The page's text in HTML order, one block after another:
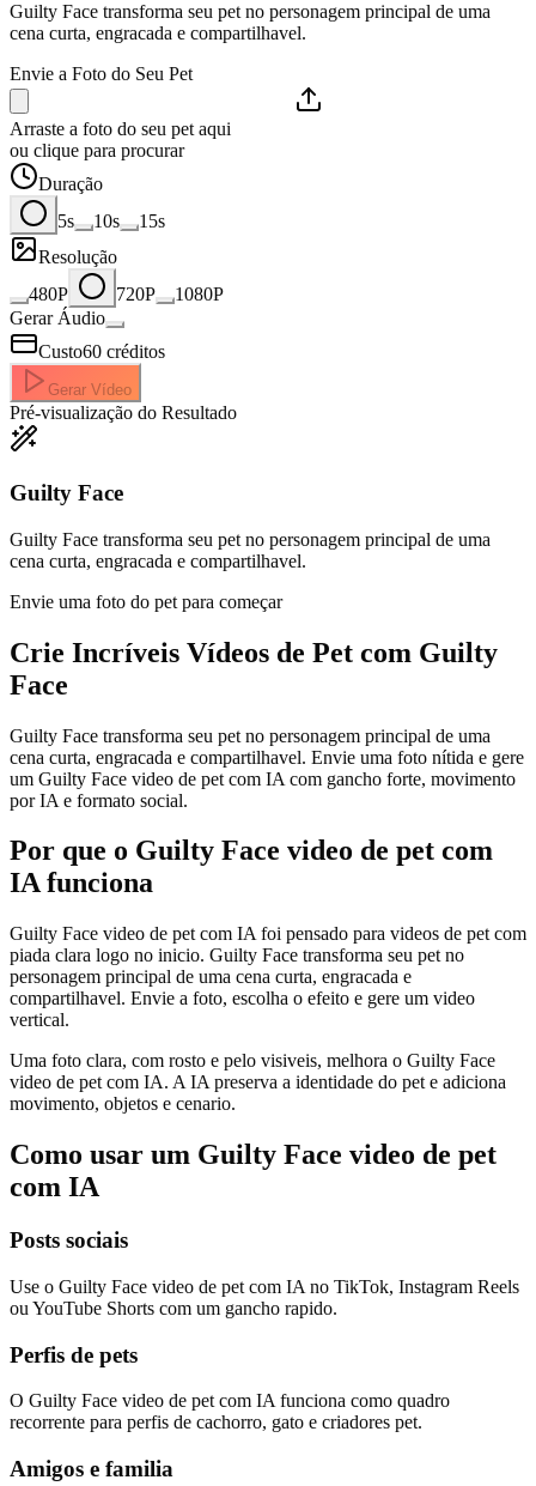
Guilty Face transforma seu pet no personagem principal de uma
cena curta, engracada e compartilhavel.
Envie a Foto do Seu Pet
Arraste a foto do seu pet aqui
ou clique para procurar
Duração
5s
10s
15s
Resolução
480P
720P
1080P
Gerar Áudio
Custo60 créditos
Gerar Vídeo
Pré-visualização do Resultado
Guilty Face
Guilty Face transforma seu pet no personagem principal de uma
cena curta, engracada e compartilhavel.
Envie uma foto do pet para começar
Crie Incríveis Vídeos de Pet com Guilty
Face
Guilty Face transforma seu pet no personagem principal de uma
cena curta, engracada e compartilhavel. Envie uma foto nítida e gere
um Guilty Face video de pet com IA com gancho forte, movimento
por IA e formato social.
Por que o Guilty Face video de pet com
IA funciona
Guilty Face video de pet com IA foi pensado para videos de pet com
piada clara logo no inicio. Guilty Face transforma seu pet no
personagem principal de uma cena curta, engracada e
compartilhavel. Envie a foto, escolha o efeito e gere um video
vertical.
Uma foto clara, com rosto e pelo visiveis, melhora o Guilty Face
video de pet com IA. A IA preserva a identidade do pet e adiciona
movimento, objetos e cenario.
Como usar um Guilty Face video de pet
com IA
Posts sociais
Use o Guilty Face video de pet com IA no TikTok, Instagram Reels
ou YouTube Shorts com um gancho rapido.
Perfis de pets
O Guilty Face video de pet com IA funciona como quadro
recorrente para perfis de cachorro, gato e criadores pet.
Amigos e familia